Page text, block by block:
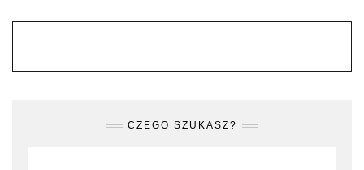
CZEGO SZUKASZ?